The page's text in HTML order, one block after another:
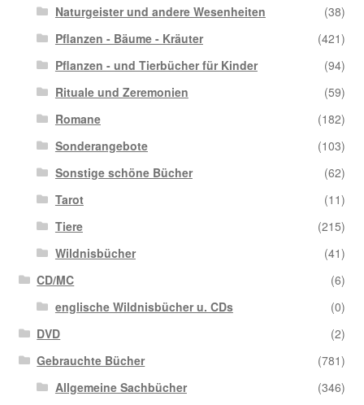
Naturgeister und andere Wesenheiten
(38)
Pflanzen - Bäume - Kräuter
(421)
Pflanzen - und Tierbücher für Kinder
(94)
Rituale und Zeremonien
(59)
Romane
(182)
Sonderangebote
(103)
Sonstige schöne Bücher
(62)
Tarot
(11)
Tiere
(215)
Wildnisbücher
(41)
CD/MC
(6)
englische Wildnisbücher u. CDs
(0)
DVD
(2)
Gebrauchte Bücher
(781)
Allgemeine Sachbücher
(346)